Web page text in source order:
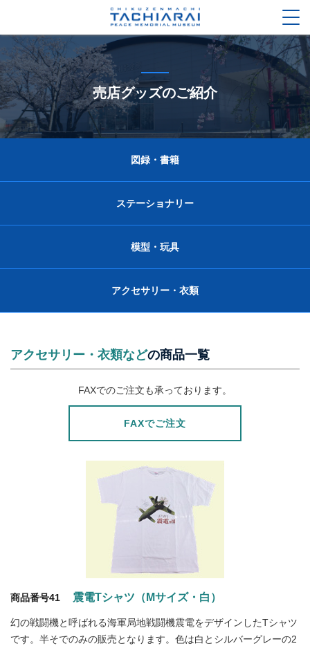
売店グッズのご紹介
図録・書籍
ステーショナリー
模型・玩具
アクセサリー・衣類
アクセサリー・衣類などの商品一覧
FAXでのご注文も承っております。
FAXでご注文
商品番号41 震電Tシャツ（Mサイズ・白）
幻の戦闘機と呼ばれる海軍局地戦闘機震電をデザインしたTシャツ
です。半そでのみの販売となります。色は白とシルバーグレーの2